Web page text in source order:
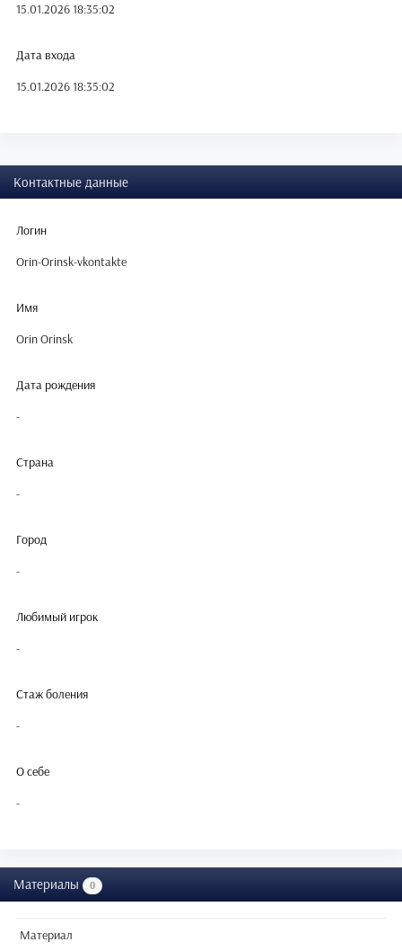
15.01.2026 18:35:02
Дата входа
15.01.2026 18:35:02
Контактные данные
Логин
Orin-Orinsk-vkontakte
Имя
Orin Orinsk
Дата рождения
-
Страна
-
Город
-
Любимый игрок
-
Стаж боления
-
О себе
-
Материалы 0
Материал